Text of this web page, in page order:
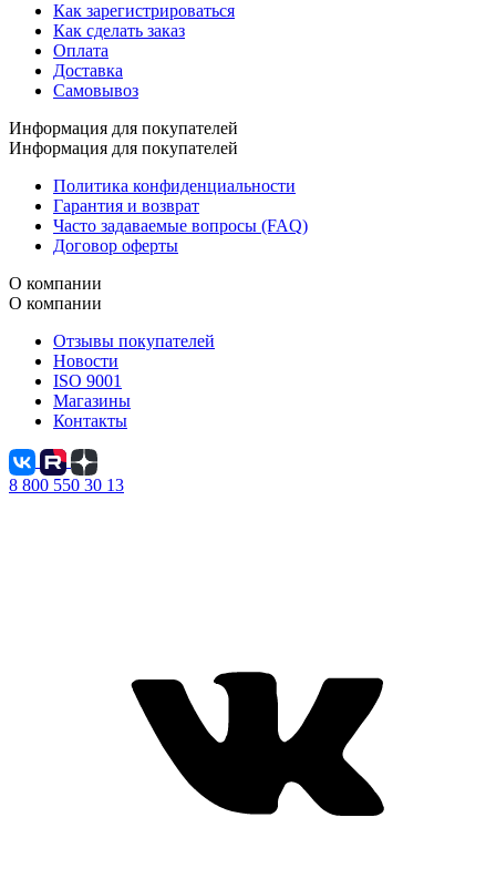
Как зарегистрироваться
Как сделать заказ
Оплата
Доставка
Самовывоз
Информация для покупателей
Информация для покупателей
Политика конфиденциальности
Гарантия и возврат
Часто задаваемые вопросы (FAQ)
Договор оферты
О компании
О компании
Отзывы покупателей
Новости
ISO 9001
Магазины
Контакты
8 800 550 30 13